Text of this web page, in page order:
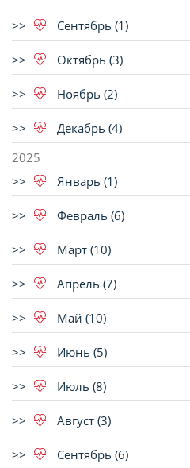
Сентябрь (1)
Октябрь (3)
Ноябрь (2)
Декабрь (4)
2025
Январь (1)
Февраль (6)
Март (10)
Апрель (7)
Май (10)
Июнь (5)
Июль (8)
Август (3)
Сентябрь (6)